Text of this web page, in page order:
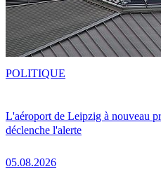
L'aéroport de Leipzig à nouveau
déclenche l'alerte
05.08.2026
POLITIQUE